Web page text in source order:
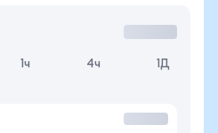
1ч 4ч 1Д